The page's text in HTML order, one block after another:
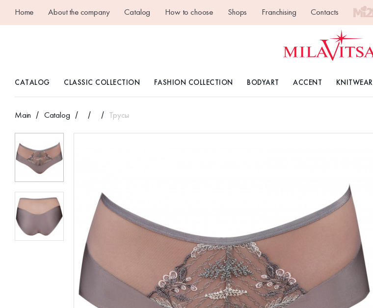
Home About the company Catalog How to choose Shops Franchising Contacts
CATALOG CLASSIC COLLECTION FASHION COLLECTION BODYART ACCENT KNITWEAR
Main Catalog Трусы